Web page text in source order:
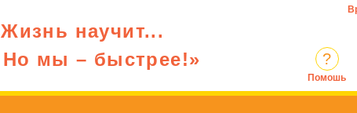
научит...
Но мы – быстрее!»
?
Помошь